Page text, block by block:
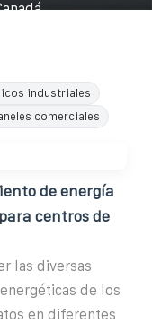
industriales
comerciales
de energía
centros de
las diversas
de los
en diferentes